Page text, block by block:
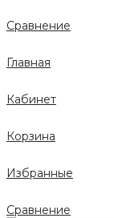
Сравнение
Главная
Кабинет
Корзина
Избранные
Сравнение